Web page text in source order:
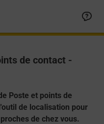
de contact -
Poste et points de
de localisation pour
de chez vous.